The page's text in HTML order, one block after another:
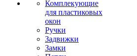
Комплекующие
для пластиковых
окон
Ручки
Задвижки
Замки